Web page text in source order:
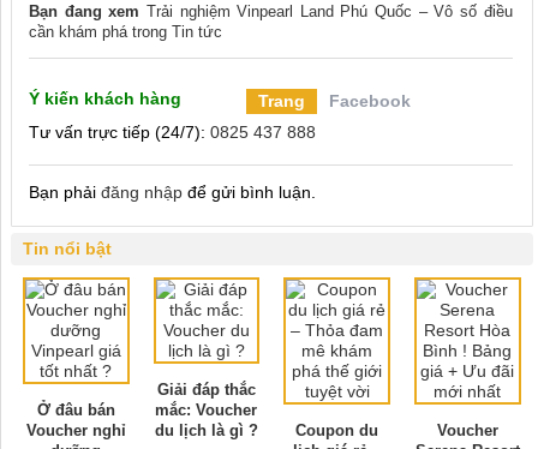
Bạn đang xem Trải nghiệm Vinpearl Land Phú Quốc – Vô số điều
cần khám phá trong Tin tức
Ý kiến khách hàng Trang
Facebook
Tư vấn trực tiếp (24/7): 0825 437 888
Bạn phải đăng nhập để gửi bình luận.
Tin nổi bật
Ở đâu bán
Voucher nghỉ
Giải đáp thắc
mắc: Voucher
du lịch là gì ?
Coupon du
Voucher